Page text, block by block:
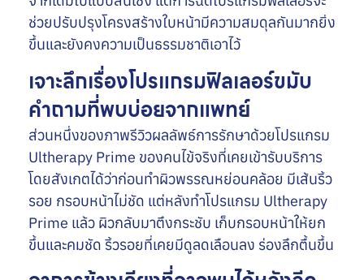
ช่วยปรับปรุงโครงสร้างใบหน้ามีความสมดุลกันมากยิ่ง
ขึ้นและยังคงความเป็นธรรมชาติเอาไว้
เจาะลึกเรื่องโปรแกรมฟิลเลอร์ขมับ
คำถามที่พบบ่อยจากแพทย์
ส่วนหนึ่งของภาพรีวิวผลลัพธ์การรักษาด้วยโปรแกรม
Ultherapy Prime ของคนไข้จริงที่เคยเข้ารับบริการ
โดยสังเกตได้ว่าก่อนทำผิวพรรณหย่อนคล้อย มีเส้นริ้ว
รอย กรอบหน้าไม่ชัด แต่หลังทำโปรแกรม Ultherapy
Prime แล้ว ผิวกลับมาตึงกระชับ เก็บกรอบหน้าให้ยก
ขึ้นและคมชัด ริ้วรอยที่เคยมีดูลดเลือนลง ร่องลึกตื้นขึ้น